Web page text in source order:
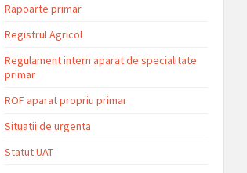
Rapoarte primar
Registrul Agricol
Regulament intern aparat de specialitate
primar
ROF aparat propriu primar
Situatii de urgenta
Statut UAT